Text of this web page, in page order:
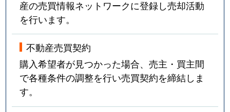
産の売買情報ネットワークに登録し売却活動
を行います。
不動産売買契約
購入希望者が見つかった場合、売主・買主間
で各種条件の調整を行い売買契約を締結しま
す。